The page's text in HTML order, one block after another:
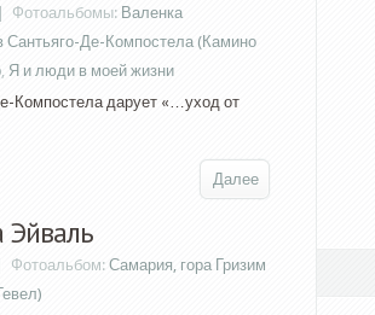
Фотоальбомы: Валенка
Сантьяго-Де-Компостела (Камино
, Я и люди в моей жизни
Компостела дарует «…уход от
Далее
Эйваль
Фотоальбом: Самария, гора Гризим